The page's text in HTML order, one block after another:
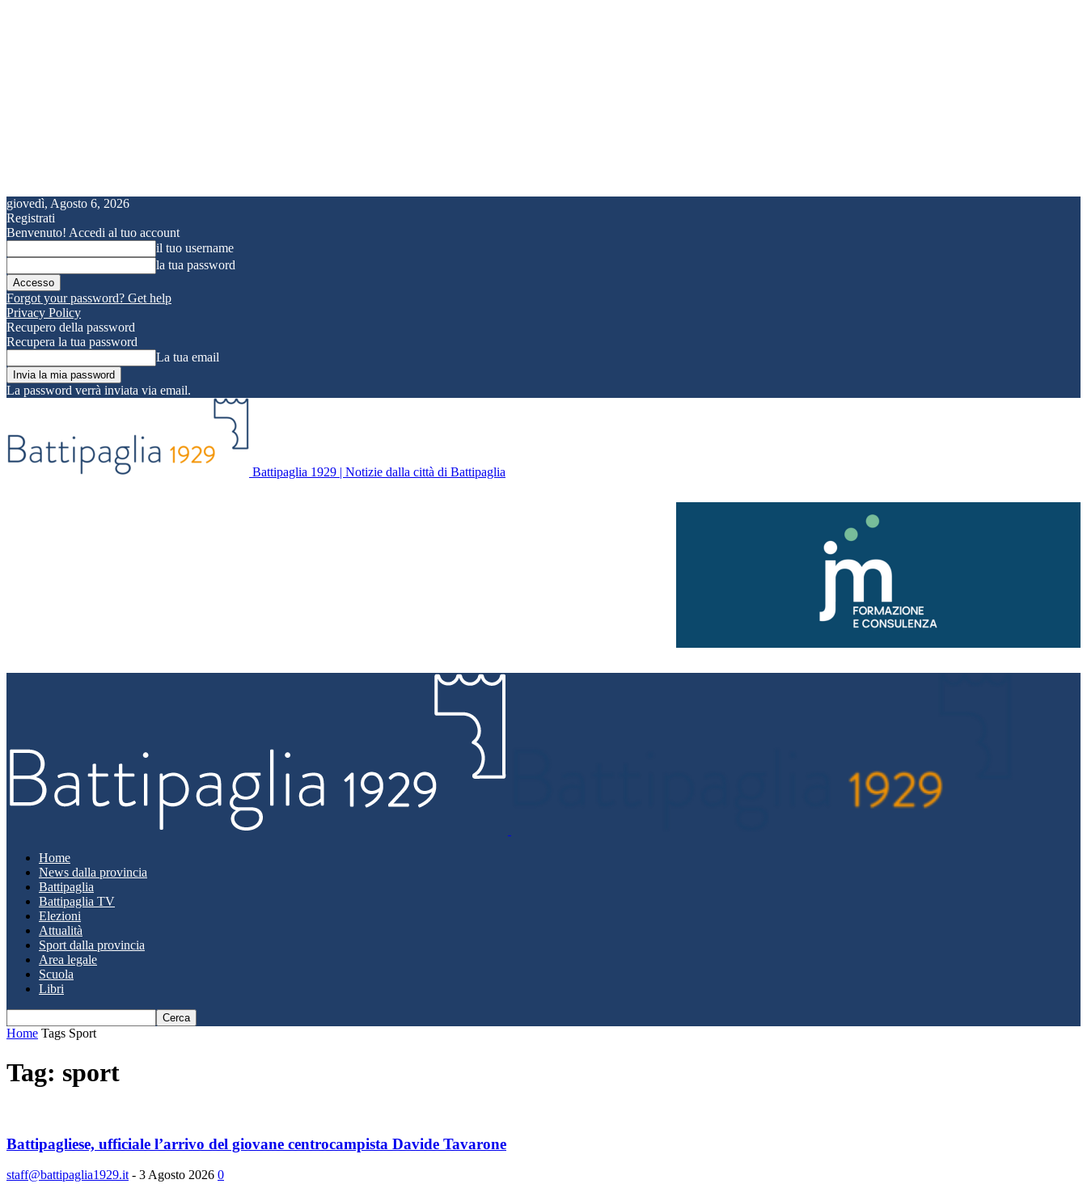
giovedì, Agosto 6, 2026
Registrati
Benvenuto! Accedi al tuo account
il tuo username
la tua password
Forgot your password? Get help
Privacy Policy
Recupero della password
Recupera la tua password
La tua email
La password verrà inviata via email.
Battipaglia 1929 | Notizie dalla città di Battipaglia
Home
News dalla provincia
Battipaglia
Battipaglia TV
Elezioni
Attualità
Sport dalla provincia
Area legale
Scuola
Libri
Home Tags Sport
Tag: sport
Battipagliese, ufficiale l’arrivo del giovane centrocampista Davide Tavarone
staff@battipaglia1929.it - 3 Agosto 2026 0